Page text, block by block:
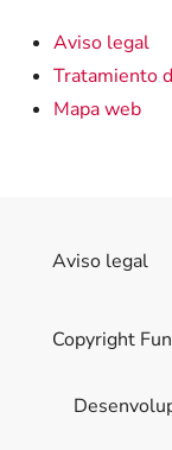
Aviso legal
Tratamiento
Mapa web
Aviso legal
Copyright